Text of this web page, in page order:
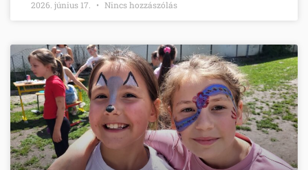
2026. június 17. Nincs hozzászólás